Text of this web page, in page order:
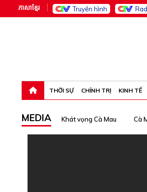
ភាសាខ្មែរ Truyền hình
THỜI SỰ CHÍNH TRỊ KINH TẾ
MEDIA Khát vọng Cà Mau Cà